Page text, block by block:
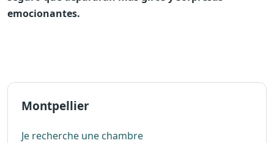
emocionantes.
Montpellier
Je recherche une chambre